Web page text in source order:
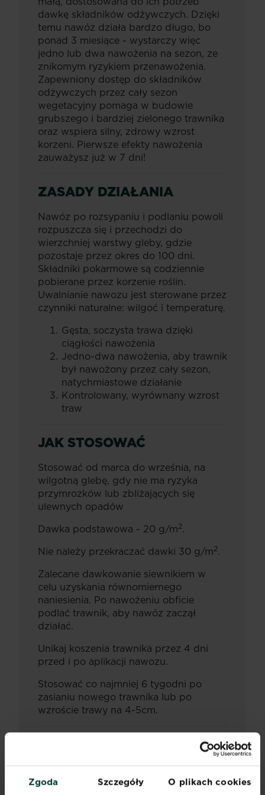
Zgoda Szczegóły O plikach cookies
dawkę składników odżywczych. Dzięki
temu nawóz działa bardzo długo, bo
ponad 3 miesiące - wystarczy więc
jedno lub dwa nawożenia na sezon, ze
znikomym ryzykiem przenawożenia.
Zapewniony dostęp do składników
odżywczych przez cały sezon
wegetacyjny pomaga w budowie
grubszego i bardziej zielonego trawnika
oraz wspiera silny, zdrowy wzrost
korzeni. Pierwsze efekty nawożenia
zauważysz już w 7 dni!
ZASADY DZIAŁANIA
Nawóz po rozsypaniu i podlaniu powoli
rozpuszcza się i przechodzi do
wierzchniej warstwy gleby, gdzie
pozostaje przez okres do 100 dni.
Składniki pokarmowe są codziennie
pobierane przez korzenie roślin.
Uwalnianie nawozu jest sterowane przez
czynniki naturalne: wilgoć i temperaturę.
Gęsta, soczysta trawa dzięki
ciągłości nawożenia
Jedno-dwa nawożenia, aby trawnik
był nawożony przez cały sezon,
natychmiastowe działanie
Kontrolowany, wyrównany wzrost
traw
JAK STOSOWAĆ
Stosować od marca do września, na
wilgotną glebę, gdy nie ma ryzyka
przymrozków lub zbliżających się
ulewnych opadów
Dawka podstawowa - 20 g/m2.
Nie należy przekraczać dawki 30 g/m2.
Zalecane dawkowanie siewnikiem w
celu uzyskania równomiernego
naniesienia. Po nawożeniu obficie
podlać trawnik, aby nawóz zaczął
działać.
Unikaj koszenia trawnika przez 4 dni
przed i po aplikacji nawozu.
Stosować co najmniej 6 tygodni po
zasianiu nowego trawnika lub po
wzroście trawy na 4-5cm.
NAWÓZ MINERALNY PFC 1(C)(I)(a)(ii)
Nawóz NPK 22-5-5